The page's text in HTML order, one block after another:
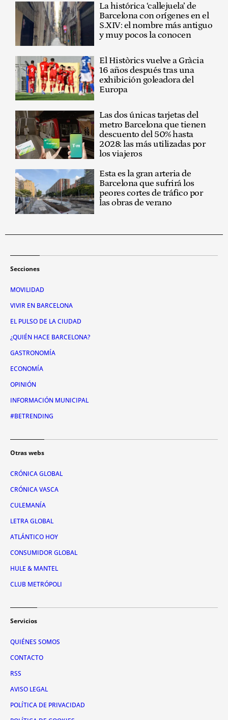
La histórica ‘callejuela’ de
Barcelona con orígenes en el
S.XIV: el nombre más antiguo
y muy pocos la conocen
El Històrics vuelve a Gràcia
16 años después tras una
exhibición goleadora del
Europa
Las dos únicas tarjetas del
metro Barcelona que tienen
descuento del 50% hasta
2028: las más utilizadas por
los viajeros
Esta es la gran arteria de
Barcelona que sufrirá los
peores cortes de tráfico por
las obras de verano
Secciones
MOVILIDAD
VIVIR EN BARCELONA
EL PULSO DE LA CIUDAD
¿QUIÉN HACE BARCELONA?
GASTRONOMÍA
ECONOMÍA
OPINIÓN
INFORMACIÓN MUNICIPAL
#BETRENDING
Otras webs
CRÓNICA GLOBAL
CRÓNICA VASCA
CULEMANÍA
LETRA GLOBAL
ATLÁNTICO HOY
CONSUMIDOR GLOBAL
HULE & MANTEL
CLUB METRÓPOLI
Servicios
QUIÉNES SOMOS
CONTACTO
RSS
AVISO LEGAL
POLÍTICA DE PRIVACIDAD